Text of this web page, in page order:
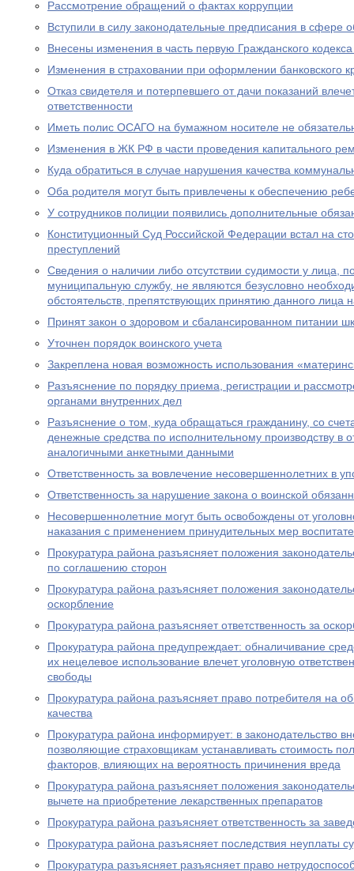
Рассмотрение обращений о фактах коррупции
Вступили в силу законодательные предписания в сфере
Внесены изменения в часть первую Гражданского
Изменения в страховании при оформлении банковского
Отказ свидетеля и потерпевшего от дачи показаний
ответственности
Иметь полис ОСАГО на бумажном носителе не
Изменения в ЖК РФ в части проведения капитального
Куда обратиться в случае нарушения качества
Оба родителя могут быть привлечены к обеспечению
У сотрудников полиции появились дополнительные
Конституционный Суд Российской Федерации встал на
преступлений
Сведения о наличии либо отсутствии судимости у лица,
муниципальную службу, не являются безусловно
обстоятельств, препятствующих принятию данного лица
Принят закон о здоровом и сбалансированном питании
Уточнен порядок воинского учета
Закреплена новая возможность использования
Разъяснение по порядку приема, регистрации и
органами внутренних дел
Разъяснение о том, куда обращаться гражданину, со
денежные средства по исполнительному производству в
аналогичными анкетными данными
Ответственность за вовлечение несовершеннолетних в
Ответственность за нарушение закона о воинской
Несовершеннолетние могут быть освобождены от
наказания с применением принудительных мер
Прокуратура района разъясняет положения
по соглашению сторон
Прокуратура района разъясняет положения
оскорбление
Прокуратура района разъясняет ответственность за
Прокуратура района предупреждает: обналичивание
их нецелевое использование влечет уголовную
свободы
Прокуратура района разъясняет право потребителя на
качества
Прокуратура района информирует: в законодательство
позволяющие страховщикам устанавливать стоимость
факторов, влияющих на вероятность причинения вреда
Прокуратура района разъясняет положения
вычете на приобретение лекарственных препаратов
Прокуратура района разъясняет ответственность за
Прокуратура района разъясняет последствия неуплаты
Прокуратура разъясняет разъясняет право